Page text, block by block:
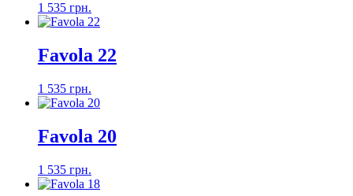
1 535 грн.
Favola 22
1 535 грн.
Favola 20
1 535 грн.